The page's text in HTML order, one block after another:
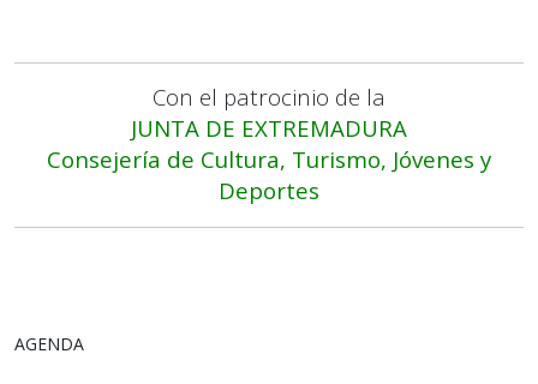
Con el patrocinio de la
JUNTA DE EXTREMADURA
Consejería de Cultura, Turismo, Jóvenes y
Deportes
AGENDA